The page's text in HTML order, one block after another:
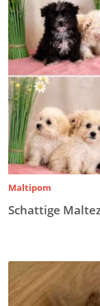
Maltipom
Schattige